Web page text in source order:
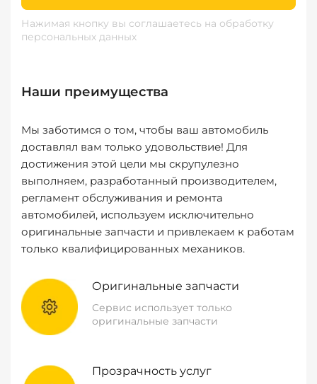
Нажимая кнопку вы соглашаетесь на обработку
персональных данных
Наши преимущества
Мы заботимся о том, чтобы ваш автомобиль
доставлял вам только удовольствие! Для
достижения этой цели мы скрупулезно
выполняем, разработанный производителем,
регламент обслуживания и ремонта
автомобилей, используем исключительно
оригинальные запчасти и привлекаем к работам
только квалифицированных механиков.
Оригинальные запчасти
Сервис использует только
оригинальные запчасти
Прозрачность услуг